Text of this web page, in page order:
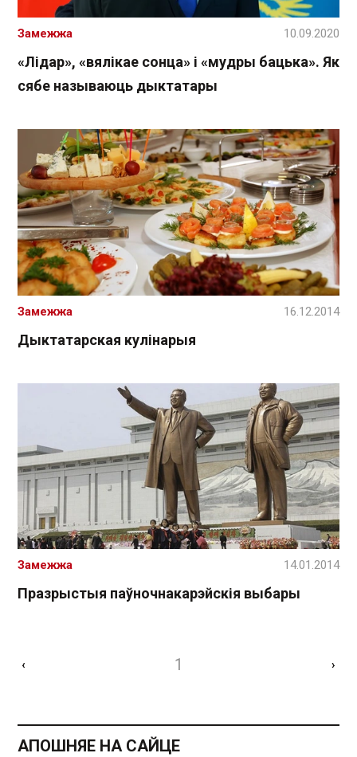
«Лідар», «вялікае сонца» і «мудры бацька». Як
сябе называюць дыктатары
Замежжа 10.09.2020
Дыктатарская кулінарыя
Замежжа 16.12.2014
Празрыстыя паўночнакарэйскія выбары
Замежжа 14.01.2014
‹ 1 ›
АПОШНЯЕ НА САЙЦЕ